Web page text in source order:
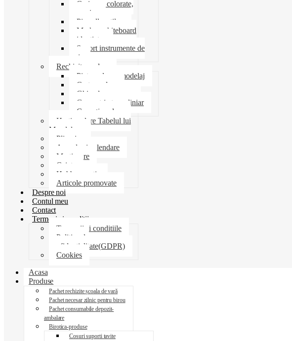
Creioane colorate,
mecanice
Pix roller stilou
Marker whiteboard
evidentiator
Suport instrumente de
scris
Rechizite scolare
Pictura desen modelaj
Creta scolara
Ghiozdane penare
Geometrie trusa liniar
Coperti scolare
Harti scolare Tabelul lui
Mendeleev
Plicuri
Agende si calendare
Martisoare
Caiete
Hobby creatie
Articole promovate
Despre noi
Contul meu
Contact
Termeni si conditii
Termenii si conditiile
Politica de
confidentialitate(GDPR)
Cookies
Acasa
Produse
Pachet rechizite școala de vară
Pachet necesar zilnic pentru birou
Pachet consumabile depozit-
ambalare
Birotica-produse
Cosuri suporti tavite